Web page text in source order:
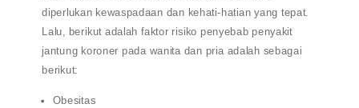
diperlukan kewaspadaan dan kehati-hatian yang tepat.
Lalu, berikut adalah faktor risiko penyebab penyakit
jantung koroner pada wanita dan pria adalah sebagai
berikut:
Obesitas